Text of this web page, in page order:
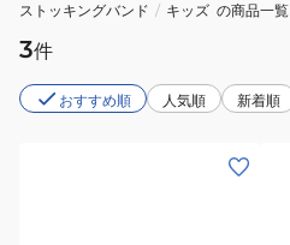
ストッキングバンド / キッズ の商品一覧
3件
おすすめ順 人気順 新着順